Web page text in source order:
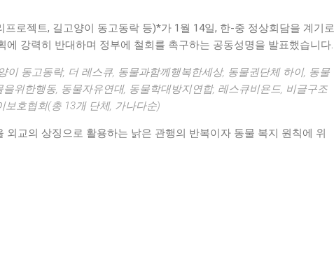
프로젝트, 길고양이 동고동락 등)*가 1월 14일, 한-중 정상회담을 계기로
에 강력히 반대하며 정부에 철회를 촉구하는 공동성명을 발표했습니다.
이 동고동락, 더 레스큐, 동물과함께행복한세상, 동물권단체 하이, 동물
위한행동, 동물자유연대, 동물학대방지연합, 레스큐비욘드, 비글구조
보호협회(총 13개 단체, 가나다순)
외교의 상징으로 활용하는 낡은 관행의 반복이자 동물 복지 원칙에 위